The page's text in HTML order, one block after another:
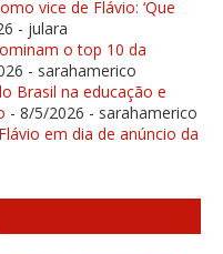
vice de Flávio: ‘Que
- julara
o top 10 da
- sarahamerico
Brasil na educação e
- 8/5/2026 - sarahamerico
em dia de anúncio da